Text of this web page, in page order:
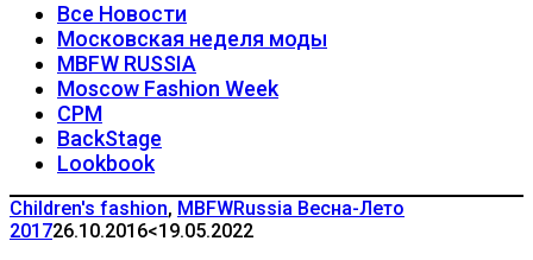
Все Новости
Московская неделя моды
MBFW RUSSIA
Moscow Fashion Week
CPM
BackStage
Lookbook
Children's fashion, MBFWRussia Весна-Лето
201726.10.2016<19.05.2022